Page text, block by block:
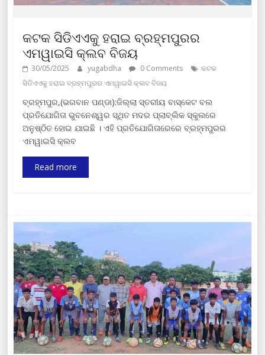
କଟକ ସିଡିଏଏକୁ ହରାଇ ବ୍ରହ୍ମପୁରର
ଏମୱାଇସି କ୍ଲବ ବିଜୟ
30/05/2025 yugabdha 0 Comments
କଟକ
ସିଡିଏଏକୁ ହରାଇ ବ୍ରହ୍ମପୁରର ଏମୱାଇସି କ୍ଲବ ବିଜୟ
ବ୍ରହ୍ମପୁର,(ଭଗବାନ ପଣ୍ଡା):ଜିଲ୍ଲା ସ୍ତରୀୟ ବାସ୍କେଟ ବଲ
ପ୍ରତିଯୋଗିତା ଭୁବନେଶ୍ୱର ସ୍ଥିତ ମଦର ପ୍ଲାବ୍ଲିକ ସ୍କୁଲରେ
ଅନୁଷ୍ଠିତ ହୋଇ ଯାଇଛି । ଏହି ପ୍ରତିଯୋଗିତାରେରେ ବ୍ରହ୍ମପୁରର
ଏମୱାଇସି କ୍ଲବ
Read more